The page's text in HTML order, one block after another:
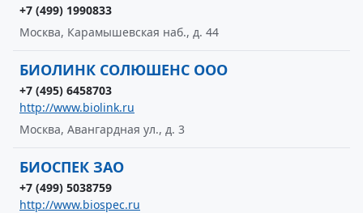
+7 (499) 1990833
Москва, Карамышевская наб., д. 44
БИОЛИНК СОЛЮШЕНС ООО
+7 (495) 6458703
http://www.biolink.ru
Москва, Авангардная ул., д. 3
БИОСПЕК ЗАО
+7 (499) 5038759
http://www.biospec.ru